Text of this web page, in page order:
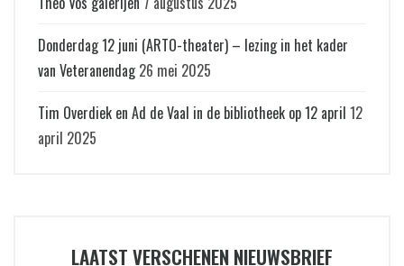
Donderdag 12 juni (ARTO-theater) – lezing in het kader
van Veteranendag 26 mei 2025
Tim Overdiek en Ad de Vaal in de bibliotheek op 12 april 12
april 2025
LAATST VERSCHENEN NIEUWSBRIEF